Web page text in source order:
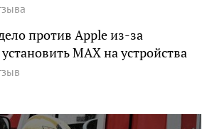
против Apple из-за
MAX на устройства